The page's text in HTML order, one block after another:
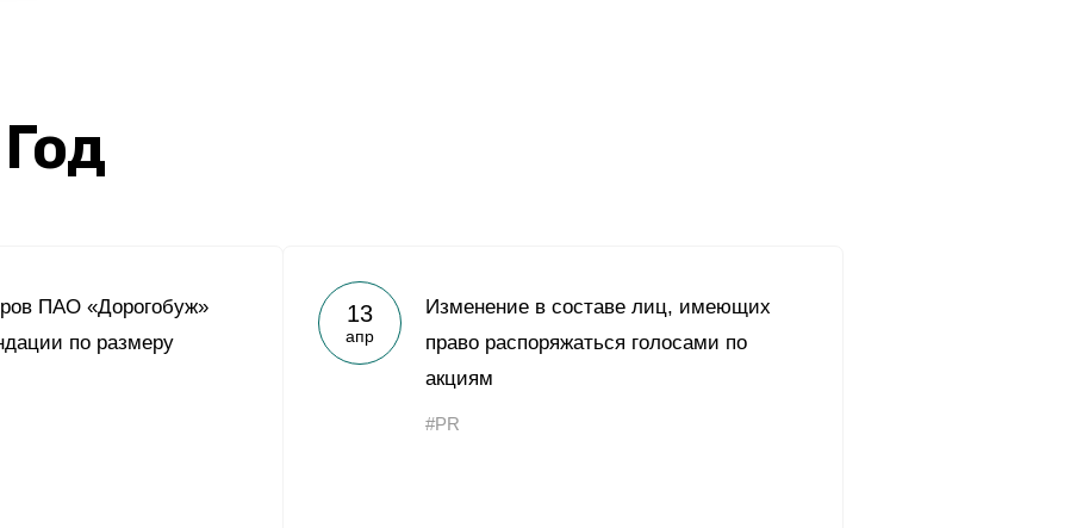
ПАО «Дорогобуж»
по размеру
13
апр
Изменение в составе лиц, имеющих
право распоряжаться голосами по
акциям
#PR